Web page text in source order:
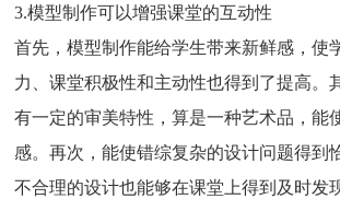
3.模型制作可以增强课堂的互动性
首先，模型制作能给学生带来新鲜感，使
力、课堂积极性和主动性也得到了提高。
有一定的审美特性，算是一种艺术品，能
感。再次，能使错综复杂的设计问题得到
不合理的设计也能够在课堂上得到及时发